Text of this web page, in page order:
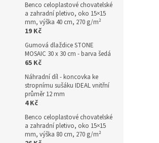
Benco celoplastové chovatelské
a zahradní pletivo, oko 15×15
mm, výška 40 cm, 270 g/m²
19 Kč
Gumová dlaždice STONE
MOSAIC 30 x 30 cm - barva šedá
65 Kč
Náhradní díl - koncovka ke
stropnímu sušáku IDEAL vnitřní
průměr 12 mm
4 Kč
Benco celoplastové chovatelské
a zahradní pletivo, oko 15×15
mm, výška 80 cm, 270 g/m²